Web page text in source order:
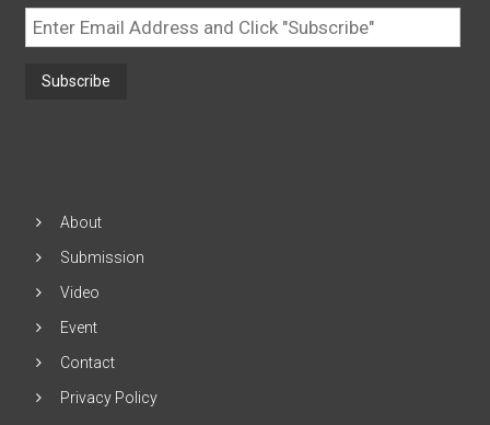
Enter
Email
Address
About
Submission
Video
Event
Contact
Privacy Policy